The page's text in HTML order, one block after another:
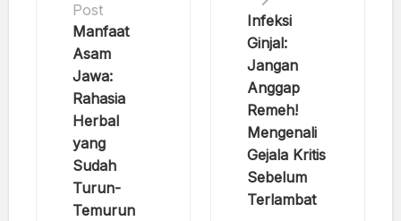
Post
Manfaat
Asam
Jawa:
Rahasia
Herbal
yang
Sudah
Turun-
Temurun
Infeksi
Ginjal:
Jangan
Anggap
Remeh!
Mengenali
Gejala Kritis
Sebelum
Terlambat